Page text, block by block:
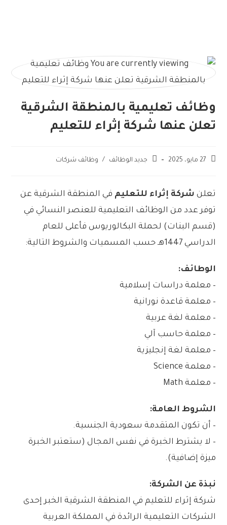
وظائف تعليمية بالمنطقة الشرقية
تعلن عنها شركة إثراء للتعليم
27 مايو، 2025 جديد الوظائف / وظائف شركات
تعلن شركة إثراء للتعليم في المنطقة الشرقية عن
توفر عدد من الوظائف التعليمية للعنصر النسائي في
(قسم البنات) لحملة البكالوريوس فأعلى للعام
الدراسي 1447هـ حسب المسميات والشروط التالية:
الوطائف:
– معلمة دراسات إسلامية
– معلمة قاعدة نورانية
– معلمة لغة عربية
– معلمة حاسب آلي
– معلمة لغة إنجليزية
– معلمة Science
– معلمة Math
الشروط العامة:
– أن تكون المتقدمة سعودية الجنسية.
– لا يشترط الخبرة في نفس المجال (ستعتبر الخبرة
ميزة إضافية).
نبذة عن الشركة:
شركة إثراء للتعليم في المنطقة الشرقية الخبر إحدى
الشركات التعليمية الرائدة في المملكة العربية